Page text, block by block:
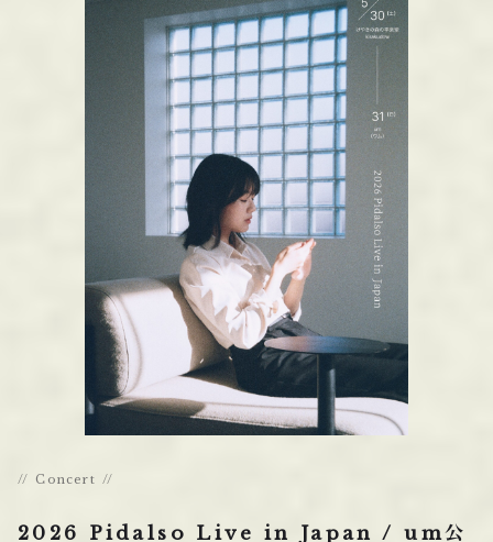
Concert
2026 Pidalso Live in Japan / um公